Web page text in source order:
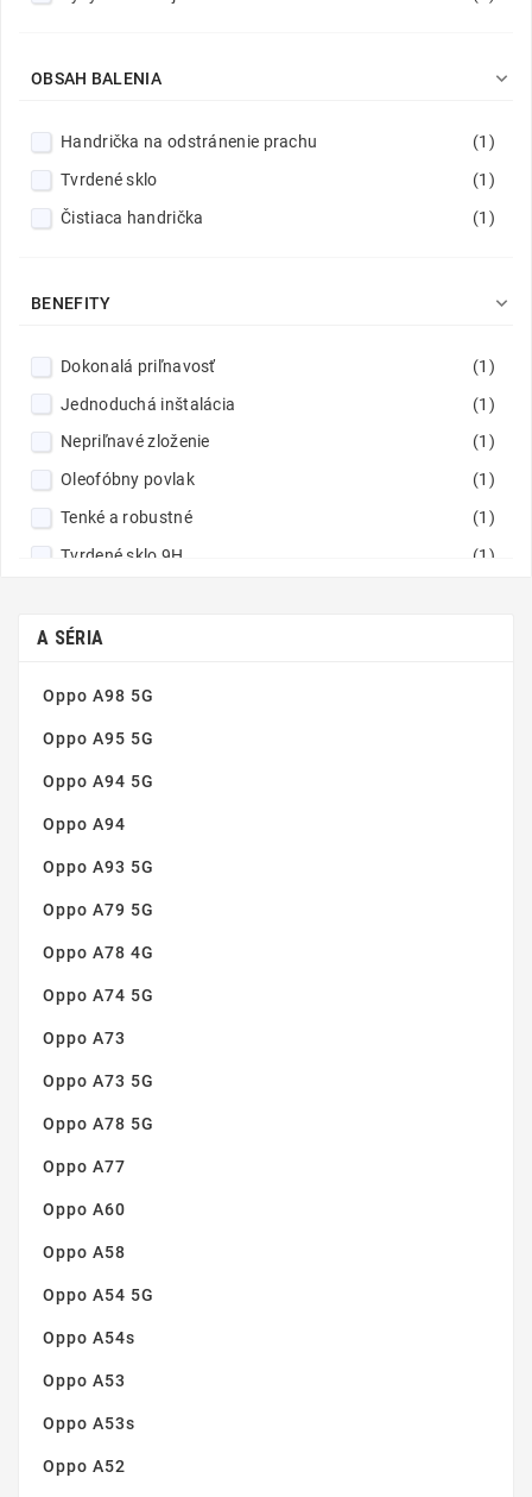
OBSAH BALENIA 
Handrička na odstránenie prachu
(1)
Tvrdené sklo
(1)
Čistiaca handrička
(1)
BENEFITY 
Dokonalá priľnavosť
(1)
Jednoduchá inštalácia
(1)
Nepriľnavé zloženie
(1)
Oleofóbny povlak
(1)
Tenké a robustné
(1)
Tvrdené sklo 9H
(1)
Zaoblené hrany
A SÉRIA
Oppo A98 5G
Oppo A95 5G
Oppo A94 5G
Oppo A94
Oppo A93 5G
Oppo A79 5G
Oppo A78 4G
Oppo A74 5G
Oppo A73
Oppo A73 5G
Oppo A78 5G
Oppo A77
Oppo A60
Oppo A58
Oppo A54 5G
Oppo A54s
Oppo A53
Oppo A53s
Oppo A52